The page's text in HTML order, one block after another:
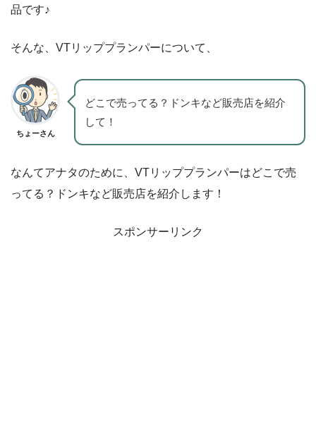
品です♪
そんな、VTリッププランパーについて、
ちょーさん
どこで売ってる？ドンキなど販売店を紹介
して！
なんてアナタのために、VTリッププランパーはどこで売
ってる？ドンキなど販売店を紹介します！
スポンサーリンク